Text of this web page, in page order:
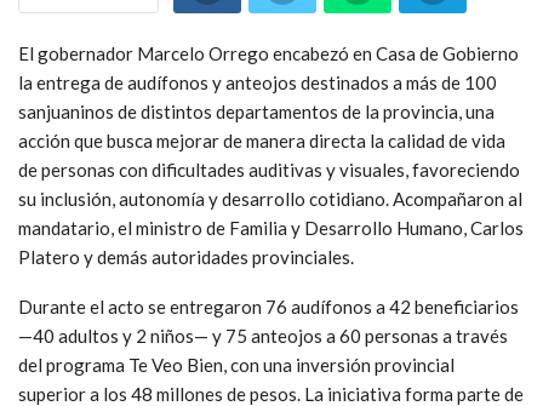
El gobernador Marcelo Orrego encabezó en Casa de Gobierno
la entrega de audífonos y anteojos destinados a más de 100
sanjuaninos de distintos departamentos de la provincia, una
acción que busca mejorar de manera directa la calidad de vida
de personas con dificultades auditivas y visuales, favoreciendo
su inclusión, autonomía y desarrollo cotidiano. Acompañaron al
mandatario, el ministro de Familia y Desarrollo Humano, Carlos
Platero y demás autoridades provinciales.
Durante el acto se entregaron 76 audífonos a 42 beneficiarios
—40 adultos y 2 niños— y 75 anteojos a 60 personas a través
del programa Te Veo Bien, con una inversión provincial
superior a los 48 millones de pesos. La iniciativa forma parte de